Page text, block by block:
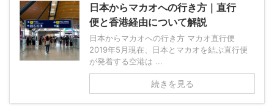
日本からマカオへの行き方｜直行
便と香港経由について解説
日本からマカオへの行き方 マカオ直行便
2019年5月現在、日本とマカオを結ぶ直行便
が発着する空港は ...
続きを見る